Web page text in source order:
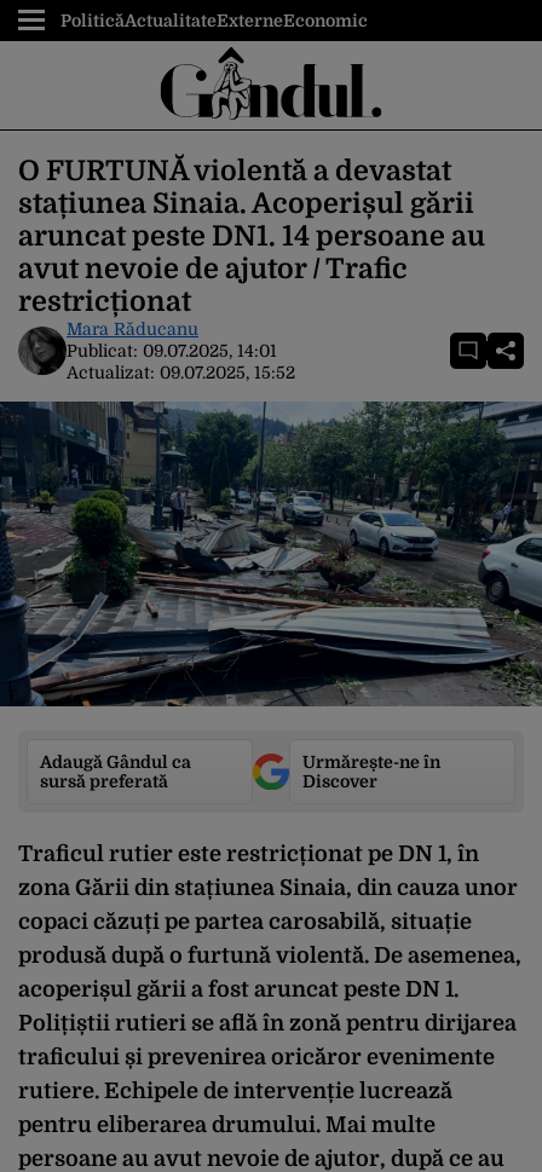
PoliticăActualitateExterneEconomic
O FURTUNĂ violentă a devastat
stațiunea Sinaia. Acoperișul gării
aruncat peste DN1. 14 persoane au
avut nevoie de ajutor / Trafic
restricționat
Mara Răducanu
Publicat: 09.07.2025, 14:01
Actualizat: 09.07.2025, 15:52
Adaugă Gândul ca
sursă preferată
Urmărește-ne în
Discover
Traficul rutier este restricționat pe DN 1, în
zona Gării din stațiunea Sinaia, din cauza unor
copaci căzuți pe partea carosabilă, situație
produsă după o furtună violentă. De asemenea,
acoperișul gării a fost aruncat peste DN 1.
Polițiștii rutieri se află în zonă pentru dirijarea
traficului și prevenirea oricăror evenimente
rutiere. Echipele de intervenție lucrează
pentru eliberarea drumului. Mai multe
persoane au avut nevoie de ajutor, după ce au